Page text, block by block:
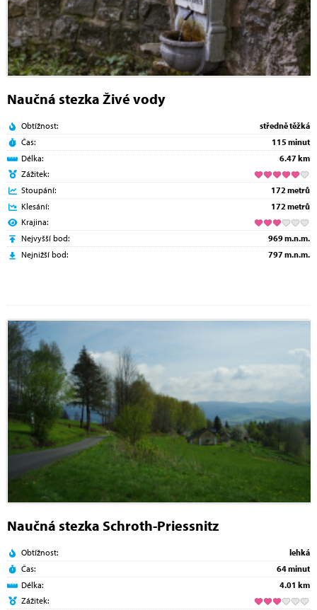
Naučná stezka Živé vody
Obtížnost:
středně těžká
Čas:
115 minut
Délka:
6.47 km
Zážitek:
Stoupání:
172 metrů
Klesání:
172 metrů
Krajina:
Nejvyšší bod:
969 m.n.m.
Nejnižší bod:
797 m.n.m.
Naučná stezka Schroth-Priessnitz
Obtížnost:
lehká
Čas:
64 minut
Délka:
4.01 km
Zážitek: